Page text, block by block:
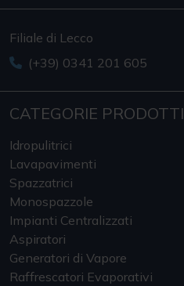
Filiale di Lecco
(+39) 0341 201 605
CATEGORIE PRODOTTI
Idropulitrici
Lavapavimenti
Spazzatrici
Monospazzole
Impianti Centralizzati
Aspiratori
Generatori di Vapore
Raffrescatori Evaporativi